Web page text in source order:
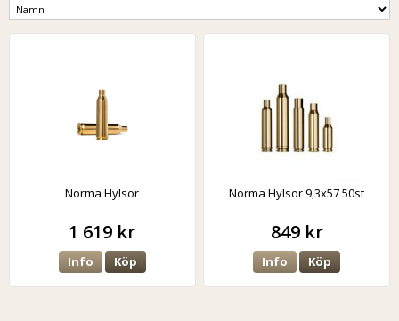
Norma Hylsor
1 619 kr
Info Köp
Norma Hylsor 9,3x57 50st
849 kr
Info Köp